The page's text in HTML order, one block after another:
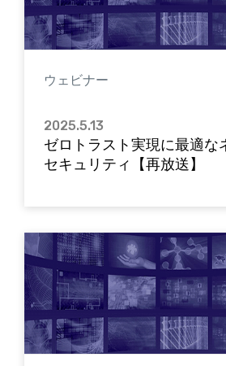
ウェビナー
2025.5.13
ゼロトラスト実現に最適な
セキュリティ【再放送】